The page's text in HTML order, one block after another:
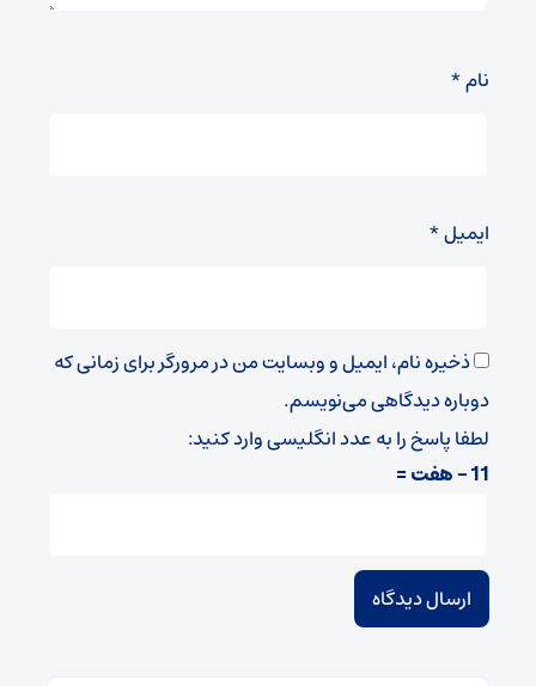
نام*
ایمیل*
ذخیره نام، ایمیل و وبسایت من در مرورگر برای زمانی که
دوباره دیدگاهی می‌نویسم.
لطفا پاسخ را به عدد انگلیسی وارد کنید:
11 − هفت =